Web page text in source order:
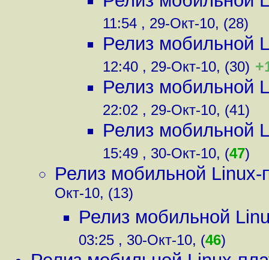
11:54 , 29-Окт-10, (28)
Релиз мобильной
12:40 , 29-Окт-10, (30)
Релиз мобильной
22:02 , 29-Окт-10, (41)
Релиз мобильной
15:49 , 30-Окт-10, (47)
Релиз мобильной
Окт-10, (13)
Релиз мобильной
03:25 , 30-Окт-10, (46)